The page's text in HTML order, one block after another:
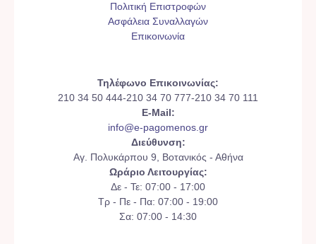
Πολιτική Επιστροφών
Ασφάλεια Συναλλαγών
Επικοινωνία
Τηλέφωνο Επικοινωνίας:
210 34 50 444-210 34 70 777-210 34 70 111
E-Mail:
info@e-pagomenos.gr
Διεύθυνση:
Αγ. Πολυκάρπου 9, Βοτανικός - Αθήνα
Ωράριο Λειτουργίας:
Δε - Τε: 07:00 - 17:00
Τρ - Πε - Πα: 07:00 - 19:00
Σα: 07:00 - 14:30